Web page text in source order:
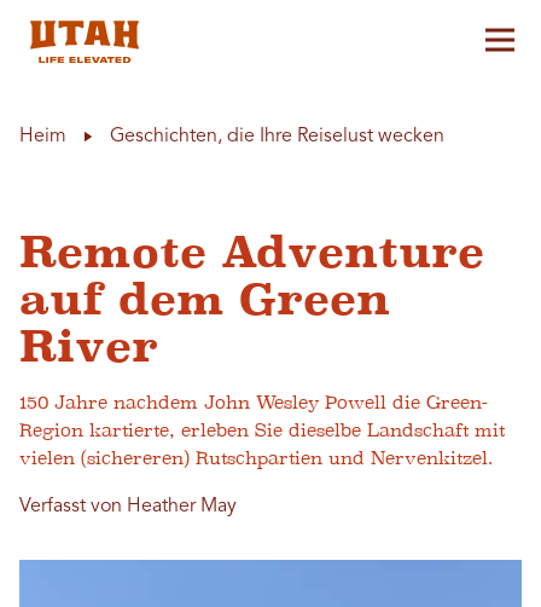
Heim Geschichten, die Ihre Reiselust wecken
Remote Adventure
auf dem Green
River
150 Jahre nachdem John Wesley Powell die Green-
Region kartierte, erleben Sie dieselbe Landschaft mit
vielen (sichereren) Rutschpartien und Nervenkitzel.
Verfasst von Heather May